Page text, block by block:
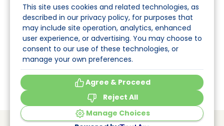
This site uses cookies and related technologies, as
described in our privacy policy, for purposes that
may include site operation, analytics, enhanced
user experience, or advertising. You may choose to
consent to our use of these technologies, or
manage your own preferences.
Agree & Proceed
Reject All
Manage Choices
Seite
Über uns
Veranstaltungen
© Main Capital PartnersVAT: 809621344B01